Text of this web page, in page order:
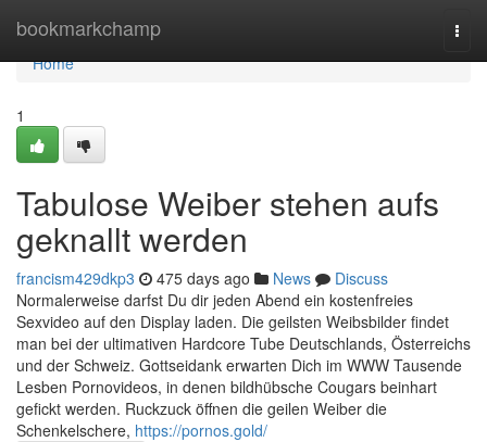
bookmarkchamp
Home
Home
1
Tabulose Weiber stehen aufs
geknallt werden
francism429dkp3 475 days ago News
Discuss
Normalerweise darfst Du dir jeden Abend ein kostenfreies
Sexvideo auf den Display laden. Die geilsten Weibsbilder findet
man bei der ultimativen Hardcore Tube Deutschlands, Österreichs
und der Schweiz. Gottseidank erwarten Dich im WWW Tausende
Lesben Pornovideos, in denen bildhübsche Cougars beinhart
gefickt werden. Ruckzuck öffnen die geilen Weiber die
Schenkelschere, https://pornos.gold/